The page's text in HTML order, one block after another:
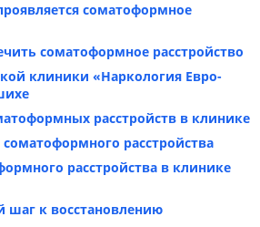
соматоформное
соматоформное расстройство
клиники «Наркология Евро-
расстройств в клинике
расстройства
расстройства в клинике
шаг к восстановлению